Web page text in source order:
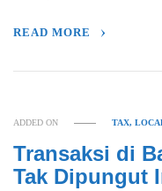
READ MORE
ADDED ON TAX,
Transaksi di
Tak Dipungut